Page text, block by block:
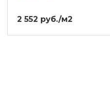
2 552 руб./м2